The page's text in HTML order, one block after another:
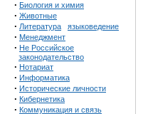
· Биология и химия
· Животные
· Литература языковедение
· Менеджмент
· Не Российское
законодательство
· Нотариат
· Информатика
· Исторические личности
· Кибернетика
· Коммуникация и связь